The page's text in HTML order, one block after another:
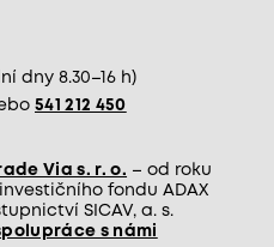
dny 8.30–16 h)
541 212 450
Via s. r. o. – od roku
fondu ADAX
SICAV, a. s.
s námi